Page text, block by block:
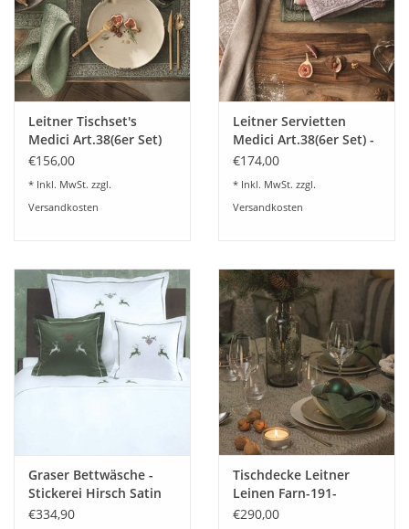
Reinleinen Farben von LEITNER LEINEN.
Bitte wählen Sie Ihre Wunschfarbe im Warenkorb.
Dieses Uni Leinen kann in allen Wunschmaßen angefertigt
werden. - Gerne machen wir Ihnen ein Angebot.
Dieser Artikel wird speziell für Sie angefertigt.Rücknahme
oder Umtausch ist daher ausgeschlossen. siehe unsere
allgemeinen Geschäftsbedingungen.
Leitner Tischset's
Medici Art.38(6er Set)
€156,00
* Inkl. MwSt. zzgl.
Versandkosten
Leitner Servietten
Medici Art.38(6er Set) -
8 Farben
€174,00
* Inkl. MwSt. zzgl.
Versandkosten
Graser Bettwäsche -
Stickerei Hirsch Satin
weiß
€334,90
Tischdecke Leitner
Leinen Farn-191-
Ajoursaum
€290,00